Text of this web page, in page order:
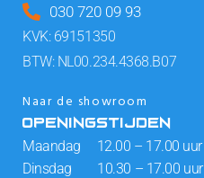
030 720 09 93
KVK: 69151350
BTW: NL00.234.4368.B07
Naar de showroom
OPENINGSTIJDEN
Maandag 12.00 – 17.00 uur
Dinsdag 10.30 – 17.00 uur